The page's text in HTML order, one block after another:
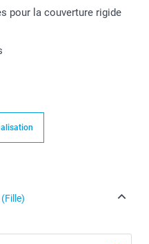
pour la couverture rigide
(Fille)